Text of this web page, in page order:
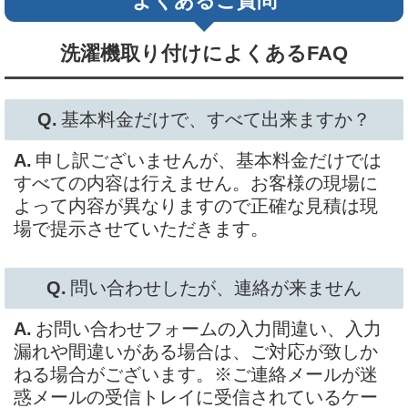
洗濯機取り付けによくあるFAQ
基本料金だけで、すべて出来ますか？
申し訳ございませんが、基本料金だけでは
すべての内容は行えません。お客様の現場に
よって内容が異なりますので正確な見積は現
場で提示させていただきます。
問い合わせしたが、連絡が来ません
お問い合わせフォームの入力間違い、入力
漏れや間違いがある場合は、ご対応が致しか
ねる場合がございます。※ご連絡メールが迷
惑メールの受信トレイに受信されているケー